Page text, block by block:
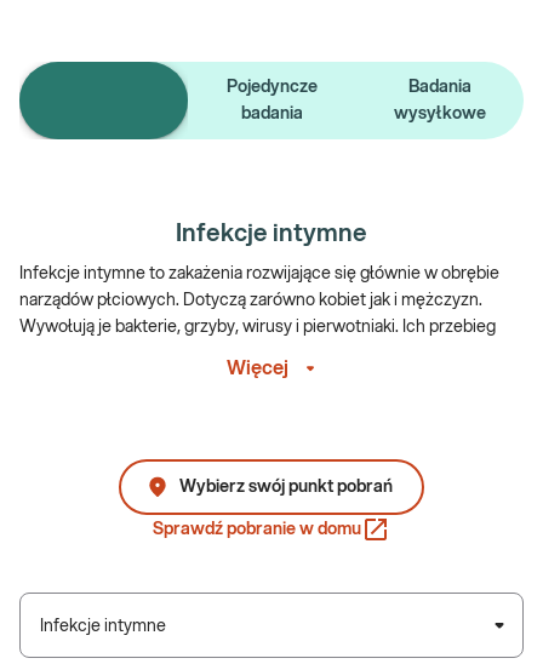
Pojedyncze
badania
Badania
wysyłkowe
Infekcje intymne
Infekcje intymne to zakażenia rozwijające się głównie w obrębie
narządów płciowych. Dotyczą zarówno kobiet jak i mężczyzn.
Wywołują je bakterie, grzyby, wirusy i pierwotniaki. Ich przebieg
dyskomfort, niekiedy utrudniają codzienne funkcjonowanie.
zdrowia i życia dziecka.
Jakie są najczęstsze choroby przenoszone
drogą płciową?
Choroby przenoszone drogą płciową to grupa infekcji, które
rozprzestrzeniają się głównie podczas kontaktów seksualnych –
Więcej
Sprawdź pobranie w domu
Wybierz swój punkt pobrań
Infekcje intymne